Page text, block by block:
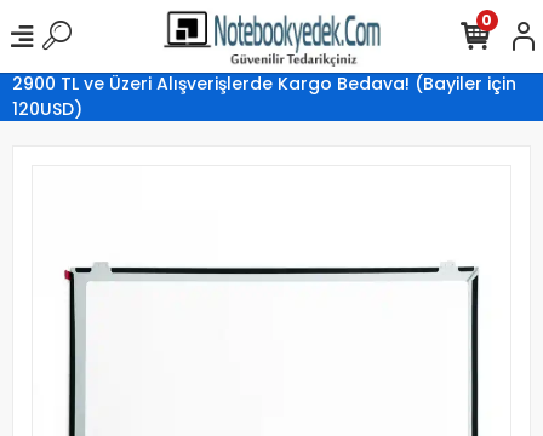
2900 TL ve Üzeri Alışverişlerde Kargo Bedava! (Bayiler için
120USD)
0